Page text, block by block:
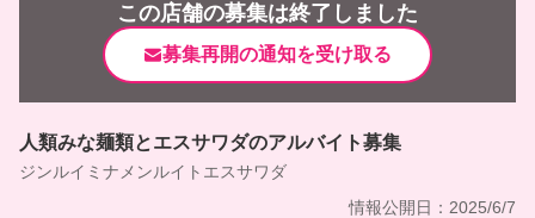
この店舗の募集は終了しました
募集再開の通知を受け取る
人類みな麺類とエスサワダのアルバイト募集
ジンルイミナメンルイトエスサワダ
情報公開日：2025/6/7